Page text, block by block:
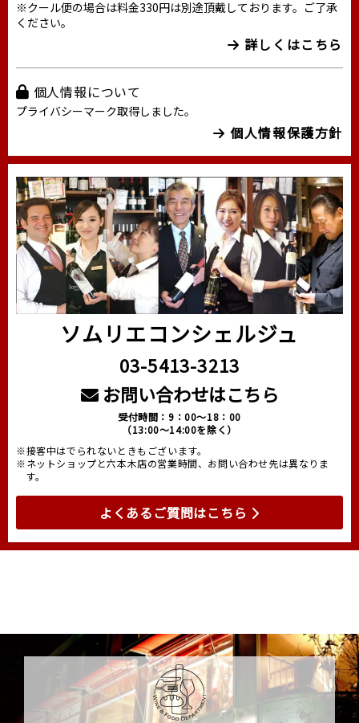
※クール便の場合は料金330円は別途頂戴しております。ご了承
ください。
詳しくはこちら
個人情報について
プライバシーマーク取得しました。
個人情報保護方針
ソムリエコンシェルジュ
03-5413-3213
お問い合わせはこちら
受付時間：9：00～18：00
（13:00～14:00を除く）
※接客中はでられないときもございます。
※ネットショップと六本木店の営業時間、お問い合わせ先は異なりま
す。
よくあるご質問はこちら